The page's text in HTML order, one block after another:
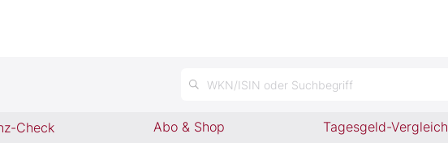
WKN/ISIN oder Suchbegriff
Check Abo & Shop Tagesgeld-Vergleich